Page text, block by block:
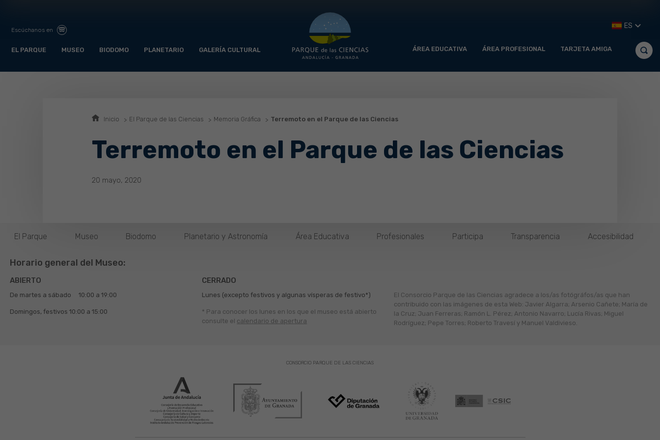
Escúchanos en
EL PARQUE MUSEO BIODOMO PLANETARIO GALERÍA CULTURAL ÁREA EDUCATIVA ÁREA PROFESIONAL TARJETA AMIGA
ES
Inicio El Parque de las Ciencias Memoria Gráfica Terremoto en el Parque de las Ciencias
Terremoto en el Parque de las Ciencias
20 mayo, 2020
El Parque Museo Biodomo Planetario y Astronomía Área Educativa Profesionales Participa Transparencia Accesibilidad
Horario general del Museo:
ABIERTO
De martes a sábado 10:00 a 19:00
Domingos, festivos 10:00 a 15:00
CERRADO
Lunes (excepto festivos y algunas vísperas de festivo*)
* Para conocer los lunes en los que el museo está abierto
consulte el calendario de apertura
El Consorcio Parque de las Ciencias agradece a los/as fotógráfos/as que han
contribuido con las imágenes de esta Web: Javier Algarra; Arsenio Cañete; María de
la Cruz; Juan Ferreras; Ramón L. Pérez; Antonio Navarro; Lucía Rivas; Miguel
Rodríguez; Pepe Torres; Roberto Travesí y Manuel Valdivieso.
CONSORCIO PARQUE DE LAS CIENCIAS